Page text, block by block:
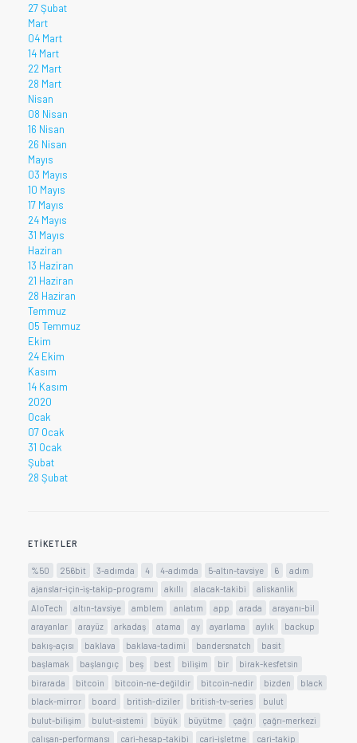
27 Şubat
Mart
04 Mart
14 Mart
22 Mart
28 Mart
Nisan
08 Nisan
16 Nisan
26 Nisan
Mayıs
03 Mayıs
10 Mayıs
17 Mayıs
24 Mayıs
31 Mayıs
Haziran
13 Haziran
21 Haziran
28 Haziran
Temmuz
05 Temmuz
Ekim
24 Ekim
Kasım
14 Kasım
2020
Ocak
07 Ocak
31 Ocak
Şubat
28 Şubat
ETIKETLER
%50 256bit 3-adımda 4 4-adımda 5-altın-tavsiye 6
adım
ajanslar-için-iş-takip-programı
akıllı alacak-takibi
aliskanlik
AloTech
altın-tavsiye amblem anlatım app arada
arayanı-bil
arayanlar
arayüz arkadaş atama ay ayarlama aylık
backup
bakış-açısı
baklava baklava-tadimi bandersnatch
basit
başlamak
başlangıç beş best bilişim bir
birak-kesfetsin
birarada
bitcoin bitcoin-ne-değildir bitcoin-nedir bizden
black
black-mirror
board british-diziler british-tv-series
bulut
bulut-bilişim
bulut-sistemi büyük büyütme çağrı
çağrı-merkezi
çalışan-performansı
cari-hesap-takibi cari-işletme cari-takip